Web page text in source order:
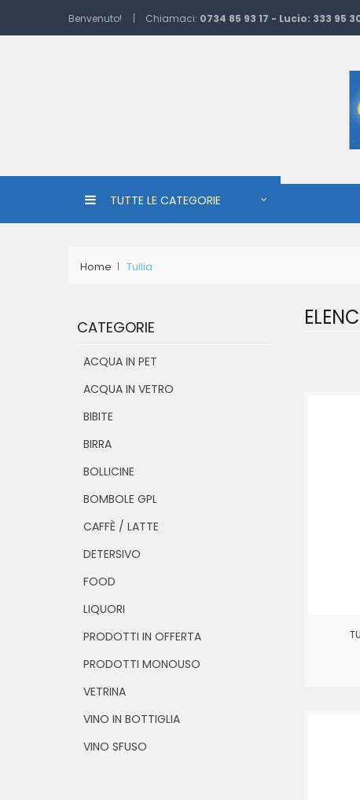
Benvenuto! Chiamaci: 0734 85 93 17 - Lucio: 333 95
TUTTE LE CATEGORIE
Home Tullia
CATEGORIE
ACQUA IN PET
ACQUA IN VETRO
BIBITE
BIRRA
BOLLICINE
BOMBOLE GPL
CAFFÈ / LATTE
DETERSIVO
FOOD
LIQUORI
PRODOTTI IN OFFERTA
PRODOTTI MONOUSO
VETRINA
VINO IN BOTTIGLIA
VINO SFUSO